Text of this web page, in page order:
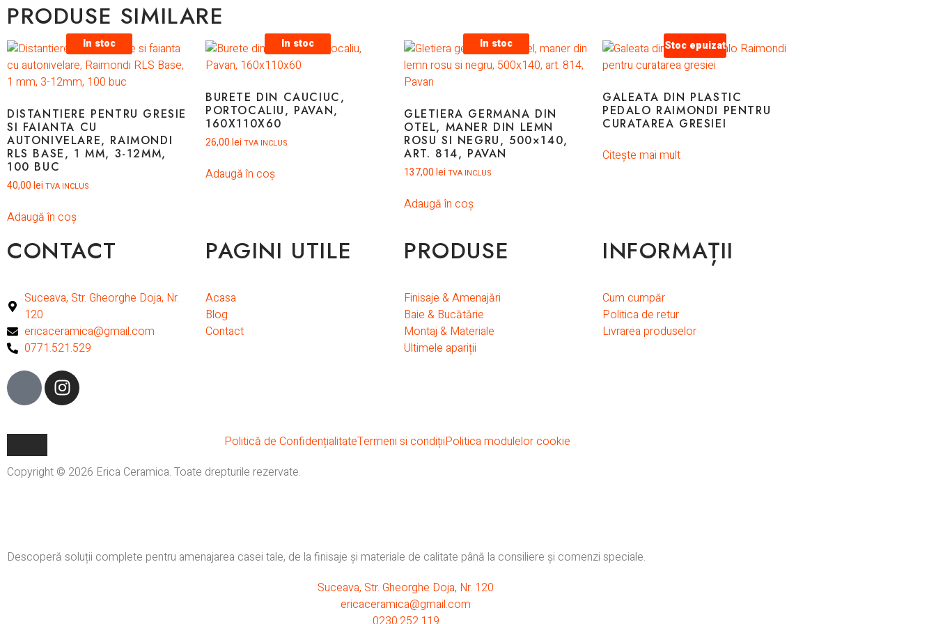
PRODUSE SIMILARE
In stoc
DISTANTIERE PENTRU GRESIE
SI FAIANTA CU
AUTONIVELARE, RAIMONDI
RLS BASE, 1 MM, 3-12MM,
100 BUC
40,00 lei TVA INCLUS
Adaugă în coș
In stoc
BURETE DIN CAUCIUC,
PORTOCALIU, PAVAN,
160X110X60
26,00 lei TVA INCLUS
Adaugă în coș
In stoc
GLETIERA GERMANA DIN
OTEL, MANER DIN LEMN
ROSU SI NEGRU, 500×140,
ART. 814, PAVAN
137,00 lei TVA INCLUS
Adaugă în coș
Stoc epuizat
GALEATA DIN PLASTIC
PEDALO RAIMONDI PENTRU
CURATAREA GRESIEI
Citește mai mult
CONTACT
Suceava, Str. Gheorghe Doja, Nr.
120
ericaceramica@gmail.com
0771.521.529
PAGINI UTILE
Acasa
Blog
Contact
PRODUSE
Finisaje & Amenajări
Baie & Bucătărie
Montaj & Materiale
Ultimele apariții
INFORMAȚII
Cum cumpăr
Politica de retur
Livrarea produselor
Politică de ConfidențialitateTermeni si condițiiPolitica modulelor cookie
Copyright © 2026 Erica Ceramica. Toate drepturile rezervate.
Descoperă soluții complete pentru amenajarea casei tale, de la finisaje și materiale de calitate până la consiliere și comenzi speciale.
Suceava, Str. Gheorghe Doja, Nr. 120
ericaceramica@gmail.com